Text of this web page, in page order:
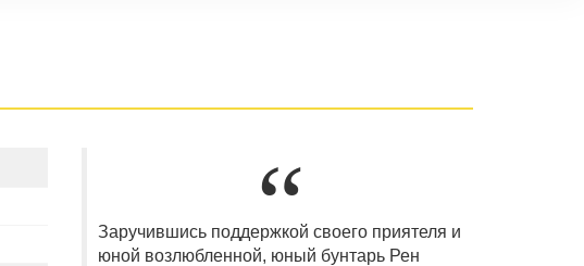
Заручившись поддержкой своего приятеля и
юной возлюбленной, юный бунтарь Рен